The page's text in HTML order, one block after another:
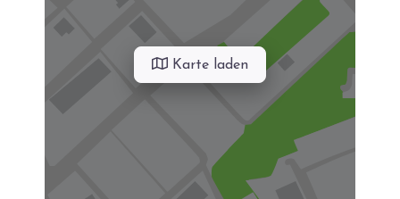
Karte laden